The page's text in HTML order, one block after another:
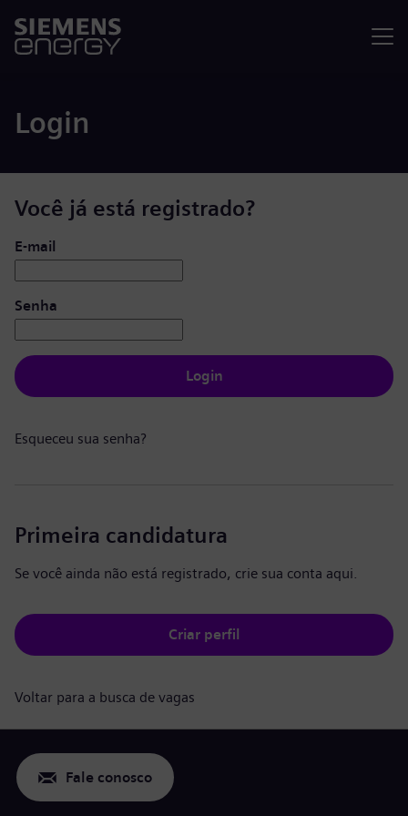
Login
Você já está registrado?
Login: usuário e senha
E-mail
Senha
Login
Esqueceu sua senha?
Primeira candidatura
Se você ainda não está registrado, crie sua conta aqui.
Criar perfil
Voltar para a busca de vagas
Fale conosco